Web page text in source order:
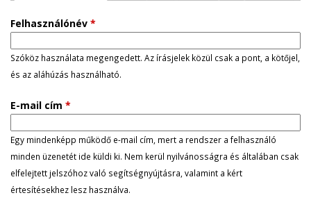
l
s
ő
d
l
e
g
Felhasználónév *
Szóköz használata megengedett. Az írásjelek közül csak a pont, a kötőjel,
és az aláhúzás használható.
E-mail cím *
Egy mindenképp működő e-mail cím, mert a rendszer a felhasználó
minden üzenetét ide küldi ki. Nem kerül nyilvánosságra és általában csak
elfelejtett jelszóhoz való segítségnyújtásra, valamint a kért
értesítésekhez lesz használva.